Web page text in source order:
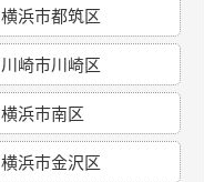
横浜市都筑区
川崎市川崎区
横浜市南区
横浜市金沢区